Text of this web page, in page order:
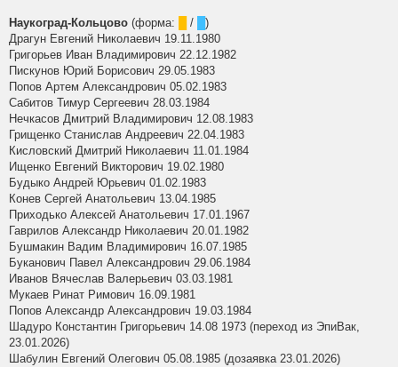
Наукоград-Кольцово (форма: /
)
Драгун Евгений Николаевич 19.11.1980
Григорьев Иван Владимирович 22.12.1982
Пискунов Юрий Борисович 29.05.1983
Попов Артем Александрович 05.02.1983
Сабитов Тимур Сергеевич 28.03.1984
Нечкасов Дмитрий Владимирович 12.08.1983
Грищенко Станислав Андреевич 22.04.1983
Кисловский Дмитрий Николаевич 11.01.1984
Ищенко Евгений Викторович 19.02.1980
Будыко Андрей Юрьевич 01.02.1983
Конев Сергей Анатольевич 13.04.1985
Приходько Алексей Анатольевич 17.01.1967
Гаврилов Александр Николаевич 20.01.1982
Бушмакин Вадим Владимирович 16.07.1985
Буканович Павел Александрович 29.06.1984
Иванов Вячеслав Валерьевич 03.03.1981
Мукаев Ринат Римович 16.09.1981
Попов Александр Александрович 19.03.1984
Шадуро Константин Григорьевич 14.08 1973 (переход из ЭпиВак,
23.01.2026)
Шабулин Евгений Олегович 05.08.1985 (дозаявка 23.01.2026)